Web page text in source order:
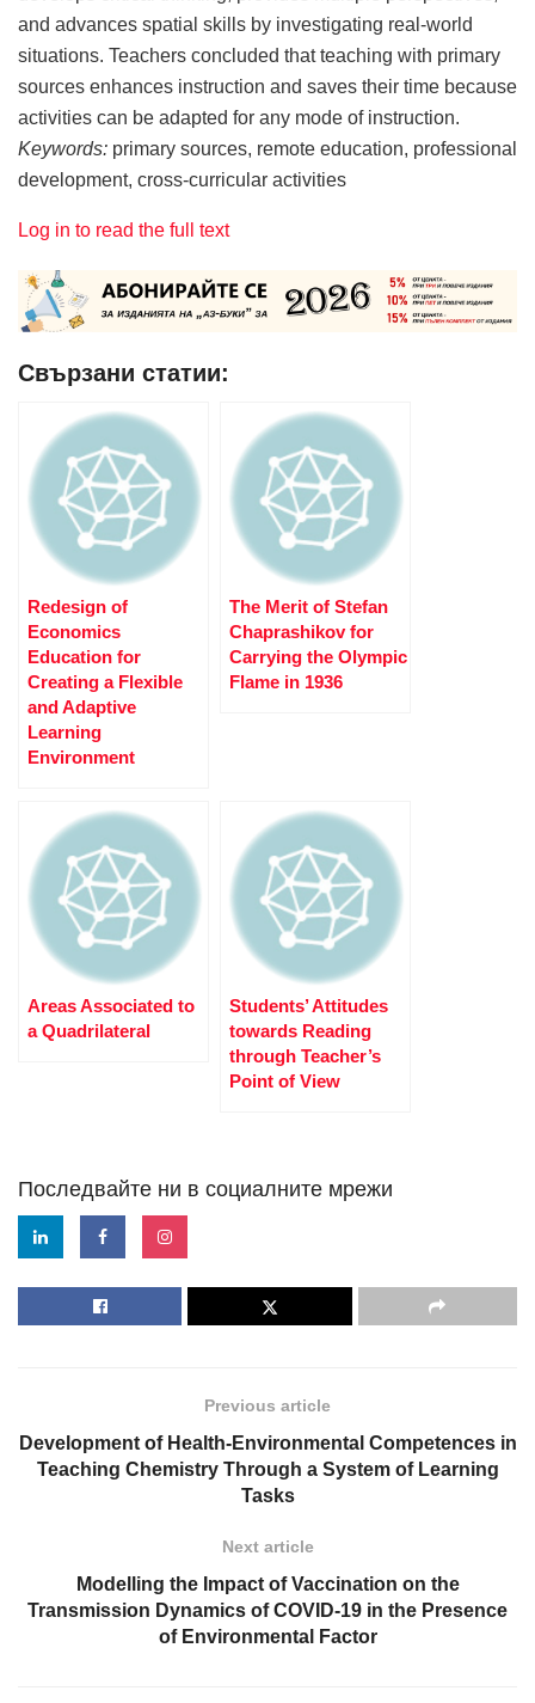
and advances spatial skills by investigating real-world
situations. Teachers concluded that teaching with primary
sources enhances instruction and saves their time because
activities can be adapted for any mode of instruction.
Keywords: primary sources, remote education, professional
development, cross-curricular activities
Log in to read the full text
Свързани статии:
Redesign of
Economics
Education for
Creating a Flexible
and Adaptive
Learning
Environment
The Merit of Stefan
Chaprashikov for
Carrying the Olympic
Flame in 1936
Areas Associated to
a Quadrilateral
Students’ Attitudes
towards Reading
through Teacher’s
Point of View
Последвайте ни в социалните мрежи
Previous article
Development of Health-Environmental Competences in
Teaching Chemistry Through a System of Learning
Tasks
Next article
Modelling the Impact of Vaccination on the
Transmission Dynamics of COVID-19 in the Presence
of Environmental Factor